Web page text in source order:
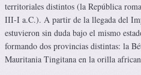
territoriales distintos (la República
III-I a.C.). A partir de la llegada del
estuvieron sin duda bajo el mismo
formando dos provincias distintas: la
Mauritania Tingitana en la orilla